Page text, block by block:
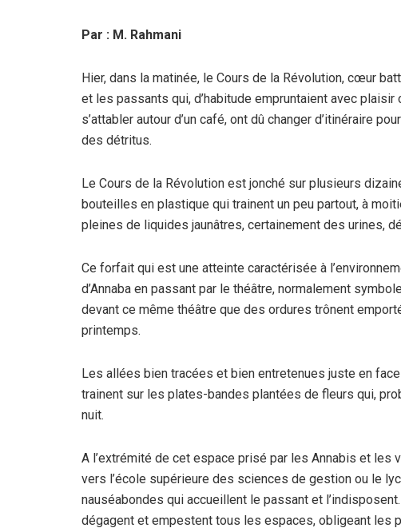
Par : M. Rahmani
Hier, dans la matinée, le Cours de la Révolution, cœur
et les passants qui, d’habitude empruntaient avec
s’attabler autour d’un café, ont dû changer d’itinéraire
des détritus.
Le Cours de la Révolution est jonché sur plusieurs
bouteilles en plastique qui trainent un peu partout, à
pleines de liquides jaunâtres, certainement des urines,
Ce forfait qui est une atteinte caractérisée à
d’Annaba en passant par le théâtre, normalement
devant ce même théâtre que des ordures trônent
printemps.
Les allées bien tracées et bien entretenues juste en
trainent sur les plates-bandes plantées de fleurs qui,
nuit.
A l’extrémité de cet espace prisé par les Annabis et
vers l’école supérieure des sciences de gestion ou le
nauséabondes qui accueillent le passant et
dégagent et empestent tous les espaces, obligeant les